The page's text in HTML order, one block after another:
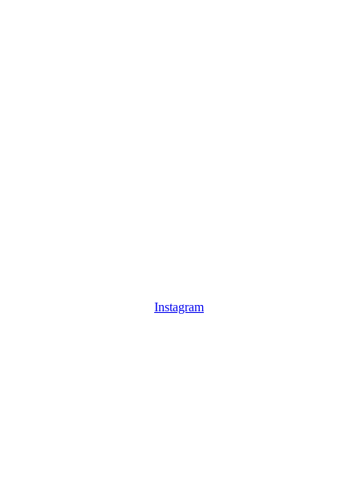
Instagram